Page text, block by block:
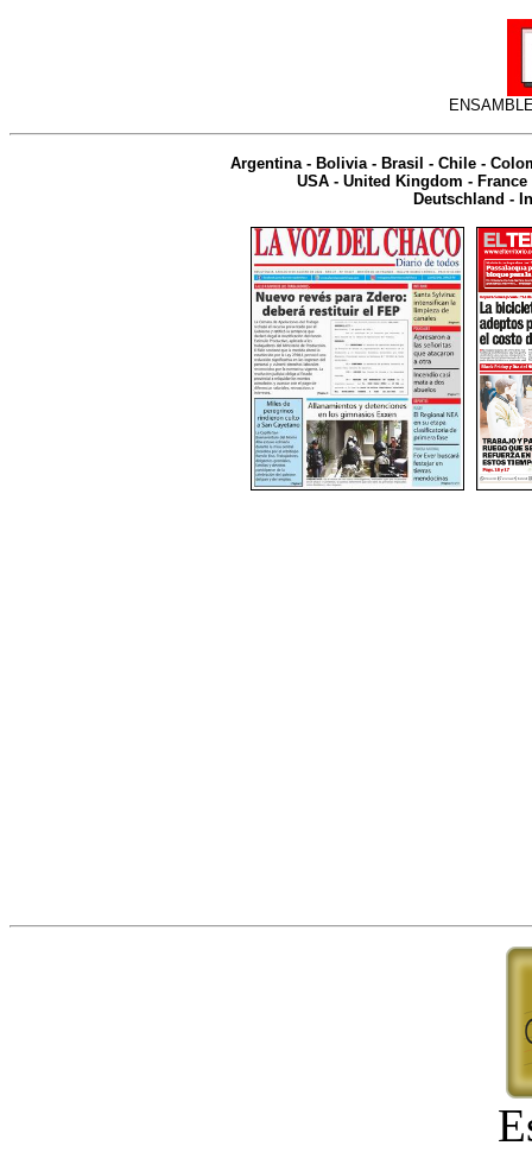
Argentina- Bolivia- Brasil - Chile-
USA- United Kingdom - France
Deutschland -